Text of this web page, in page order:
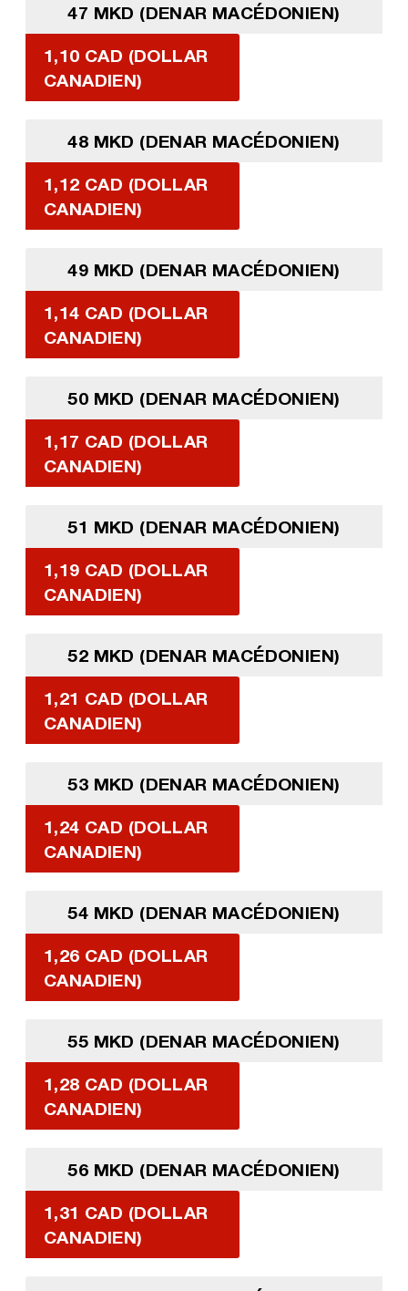
47 MKD (DENAR MACÉDONIEN)
1,10 CAD (DOLLAR
CANADIEN)
48 MKD (DENAR MACÉDONIEN)
1,12 CAD (DOLLAR
CANADIEN)
49 MKD (DENAR MACÉDONIEN)
1,14 CAD (DOLLAR
CANADIEN)
50 MKD (DENAR MACÉDONIEN)
1,17 CAD (DOLLAR
CANADIEN)
51 MKD (DENAR MACÉDONIEN)
1,19 CAD (DOLLAR
CANADIEN)
52 MKD (DENAR MACÉDONIEN)
1,21 CAD (DOLLAR
CANADIEN)
53 MKD (DENAR MACÉDONIEN)
1,24 CAD (DOLLAR
CANADIEN)
54 MKD (DENAR MACÉDONIEN)
1,26 CAD (DOLLAR
CANADIEN)
55 MKD (DENAR MACÉDONIEN)
1,28 CAD (DOLLAR
CANADIEN)
56 MKD (DENAR MACÉDONIEN)
1,31 CAD (DOLLAR
CANADIEN)